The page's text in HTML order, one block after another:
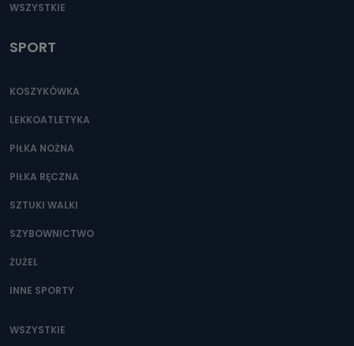
WSZYSTKIE
SPORT
KOSZYKÓWKA
LEKKOATLETYKA
PIŁKA NOŻNA
PIŁKA RĘCZNA
SZTUKI WALKI
SZYBOWNICTWO
ŻUŻEL
INNE SPORTY
WSZYSTKIE